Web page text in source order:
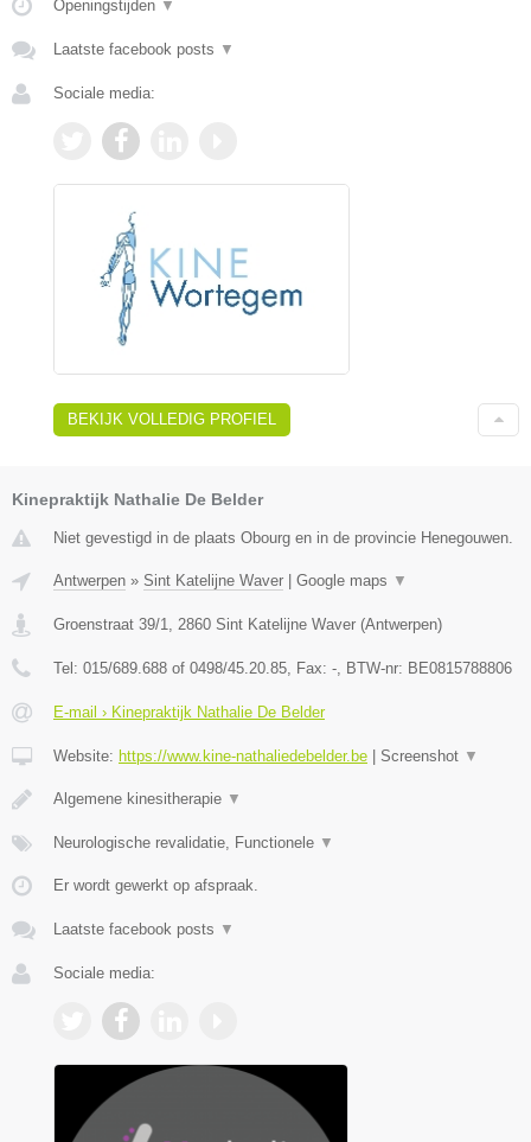
Openingstijden ▼
Laatste facebook posts ▼
Sociale media:
BEKIJK VOLLEDIG PROFIEL
Kinepraktijk Nathalie De Belder
Niet gevestigd in de plaats Obourg en in de provincie Henegouwen.
Antwerpen » Sint Katelijne Waver Google maps ▼
Groenstraat 39/1, 2860 Sint Katelijne Waver (Antwerpen)
Tel: 015/689.688 of 0498/45.20.85, Fax: -, BTW-nr: BE0815788806
E-mail › Kinepraktijk Nathalie De Belder
Website: https://www.kine-nathaliedebelder.be Screenshot ▼
Algemene kinesitherapie ▼
Neurologische revalidatie, Functionele ▼
Er wordt gewerkt op afspraak.
Laatste facebook posts ▼
Sociale media: